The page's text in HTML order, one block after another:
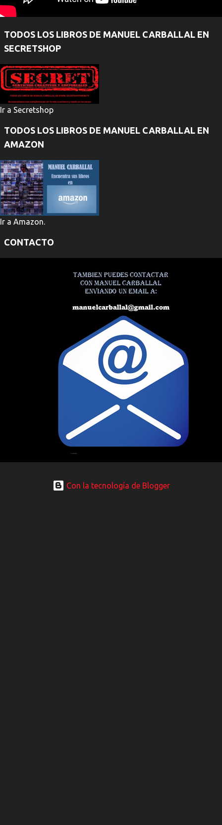
TODOS LOS LIBROS DE MANUEL CARBALLAL EN
SECRETSHOP
Ir a Secretshop
TODOS LOS LIBROS DE MANUEL CARBALLAL EN
AMAZON
Ir a Amazon.
CONTACTO
Con la tecnología de Blogger